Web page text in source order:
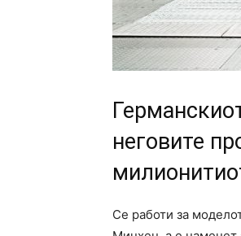
неговите
Се работи за